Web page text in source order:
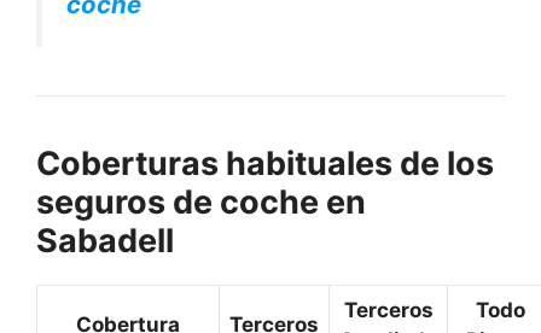
Coberturas habituales de los
seguros de coche en
Sabadell
Cobertura Terceros
Terceros
Todo